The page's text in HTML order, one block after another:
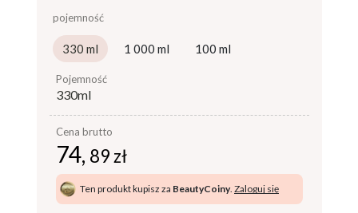
pojemność
330 ml 1 000 ml 100 ml
pojemność
330ml
Cena brutto
74, 89 zł
Ten produkt kupisz za BeautyCoiny. Zaloguj się